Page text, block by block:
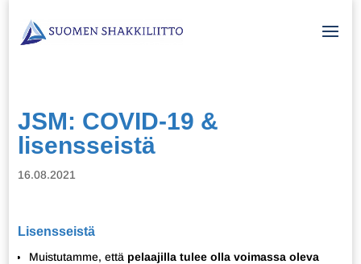
JSM: COVID-19 &
lisensseistä
16.08.2021
Lisensseistä
Muistutamme, että pelaajilla tulee olla voimassa oleva